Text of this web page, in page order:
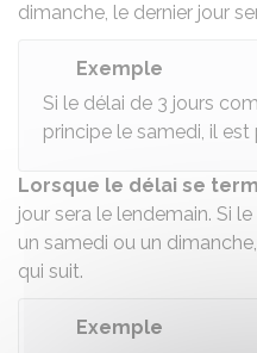
dimanche, le dernier jour
Exemple
Si le délai de 3 jours
principe le samedi, il
Lorsque le délai se
jour sera le lendemain. Si
un samedi ou un
qui suit.
Exemple